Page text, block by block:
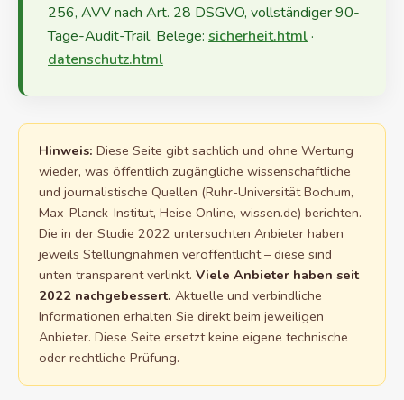
256, AVV nach Art. 28 DSGVO, vollständiger 90-
Tage-Audit-Trail. Belege: sicherheit.html·
datenschutz.html
Hinweis: Diese Seite gibt sachlich und ohne Wertung
wieder, was öffentlich zugängliche wissenschaftliche
und journalistische Quellen (Ruhr-Universität Bochum,
Max-Planck-Institut, Heise Online, wissen.de) berichten.
Die in der Studie 2022 untersuchten Anbieter haben
jeweils Stellungnahmen veröffentlicht – diese sind
unten transparent verlinkt. Viele Anbieter haben seit
2022 nachgebessert. Aktuelle und verbindliche
Informationen erhalten Sie direkt beim jeweiligen
Anbieter. Diese Seite ersetzt keine eigene technische
oder rechtliche Prüfung.